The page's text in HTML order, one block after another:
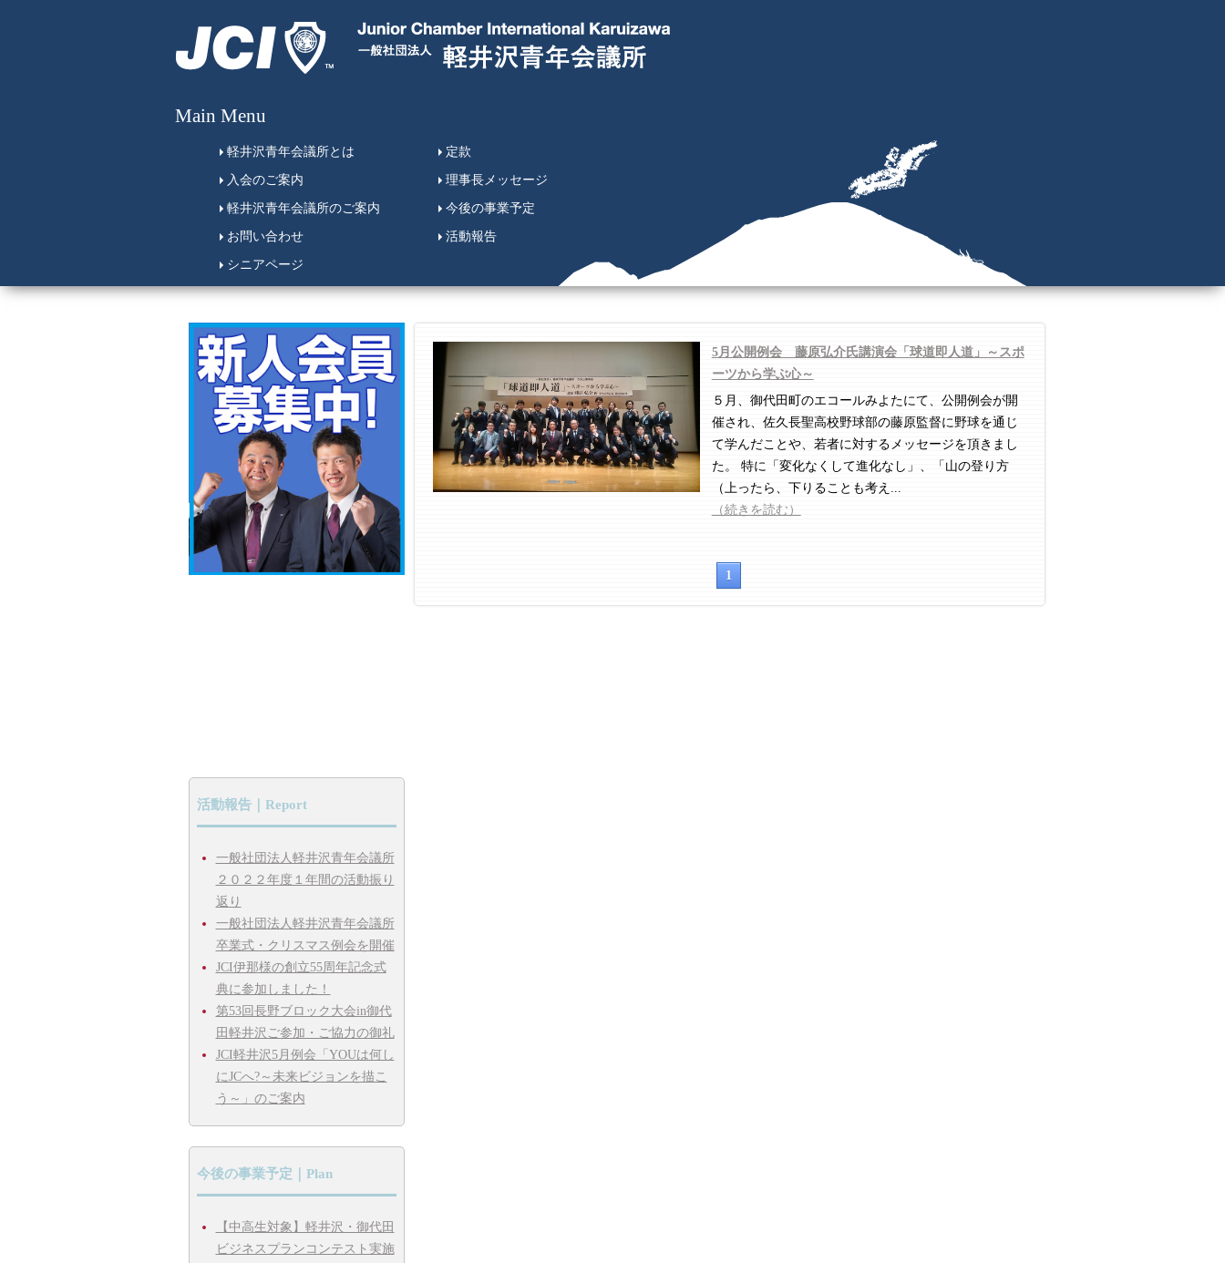
Main Menu
軽井沢青年会議所とは 定款
入会のご案内 理事長メッセージ
軽井沢青年会議所のご案内 今後の事業予定
お問い合わせ 活動報告
シニアページ
5月公開例会 藤原弘介氏講演会「球道即人道」～スポ
ーツから学ぶ心～
５月、御代田町のエコールみよたにて、公開例会が開
催され、佐久長聖高校野球部の藤原監督に野球を通じ
て学んだことや、若者に対するメッセージを頂きまし
た。 特に「変化なくして進化なし」、「山の登り方
（上ったら、下りることも考え...
（続きを読む）
1
活動報告｜Report
一般社団法人軽井沢青年会議所
２０２２年度１年間の活動振り
返り
一般社団法人軽井沢青年会議所
卒業式・クリスマス例会を開催
JCI伊那様の創立55周年記念式
典に参加しました！
第53回長野ブロック大会in御代
田軽井沢ご参加・ご協力の御礼
JCI軽井沢5月例会「YOUは何し
にJCへ?～未来ビジョンを描こ
う～」のご案内
今後の事業予定｜Plan
【中高生対象】軽井沢・御代田
ビジネスプランコンテスト実施